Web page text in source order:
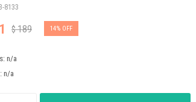
8133
$189 14
n/a
n/a